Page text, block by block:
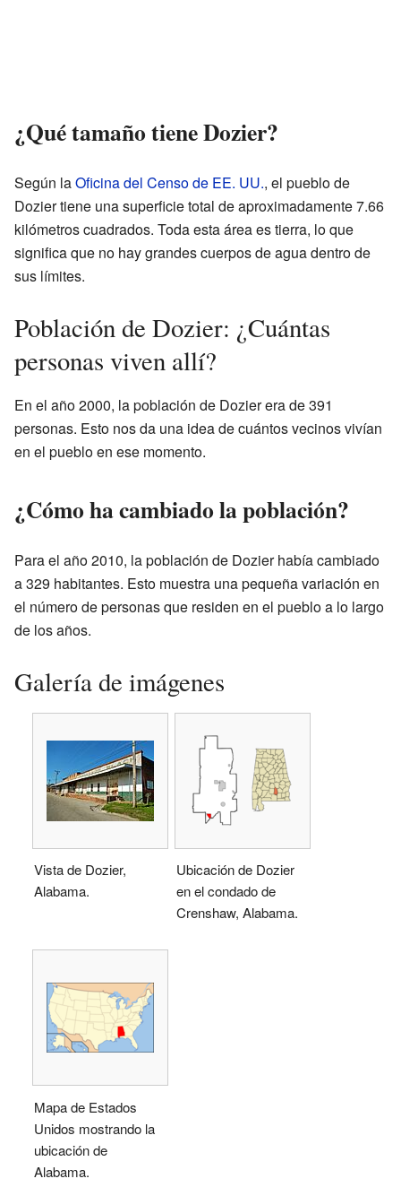
¿Qué tamaño tiene Dozier?
Según laOficina del Censo de EE. UU., el pueblo de
Dozier tiene una superficie total de aproximadamente 7.66
kilómetros cuadrados. Toda esta área es tierra, lo que
significa que no hay grandes cuerpos de agua dentro de
sus límites.
Población de Dozier: ¿Cuántas
personas viven allí?
En el año 2000, la población de Dozier era de 391
personas. Esto nos da una idea de cuántos vecinos vivían
en el pueblo en ese momento.
¿Cómo ha cambiado la población?
Para el año 2010, la población de Dozier había cambiado
a 329 habitantes. Esto muestra una pequeña variación en
el número de personas que residen en el pueblo a lo largo
de los años.
Galería de imágenes
Vista de Dozier,
Alabama.
Ubicación de Dozier
en el condado de
Crenshaw, Alabama.
Mapa de Estados
Unidos mostrando la
ubicación de
Alabama.